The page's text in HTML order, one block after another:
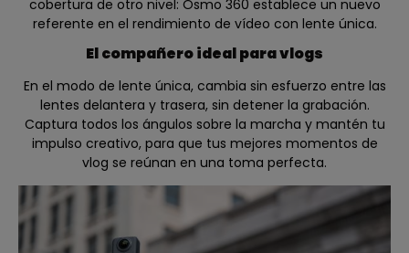
cobertura de otro nivel: Osmo 360 establece un nuevo
referente en el rendimiento de vídeo con lente única.
El compañero ideal para vlogs
En el modo de lente única, cambia sin esfuerzo entre las
lentes delantera y trasera, sin detener la grabación.
Captura todos los ángulos sobre la marcha y mantén tu
impulso creativo, para que tus mejores momentos de
vlog se reúnan en una toma perfecta.